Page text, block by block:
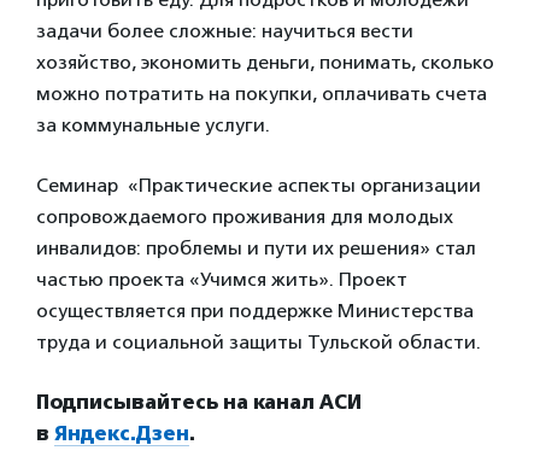
задачи более сложные: научиться вести
хозяйство, экономить деньги, понимать, сколько
можно потратить на покупки, оплачивать счета
за коммунальные услуги.
Семинар «Практические аспекты организации
сопровождаемого проживания для молодых
инвалидов: проблемы и пути их решения» стал
частью проекта «Учимся жить». Проект
осуществляется при поддержке Министерства
труда и социальной защиты Тульской области.
Подписывайтесь на канал АСИ
в Яндекс.Дзен.